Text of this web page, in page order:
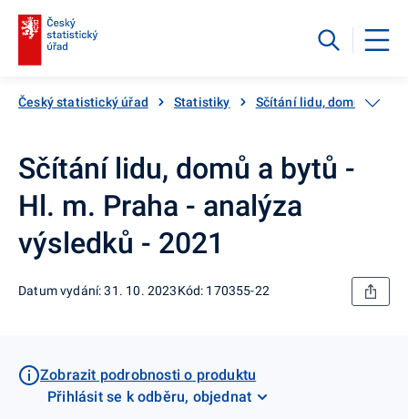
Český statistický úřad Statistiky Sčítání lidu, domů a bytů
Sčítání lidu, domů a bytů -
Hl. m. Praha - analýza
výsledků - 2021
Datum vydání: 31. 10. 2023Kód: 170355-22
Zobrazit podrobnosti o produktu
Přihlásit se k odběru, objednat